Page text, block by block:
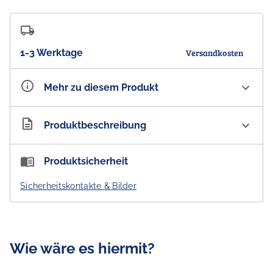
1-3 Werktage Versandkosten
Mehr zu diesem Produkt
Artikelnummer AU300287
Produktbeschreibung
Koh Living Aboriginal Tealight Candle Holder 'Seven
Produktsicherheit
Sicherheitskontakte & Bilder
Wie wäre es hiermit?